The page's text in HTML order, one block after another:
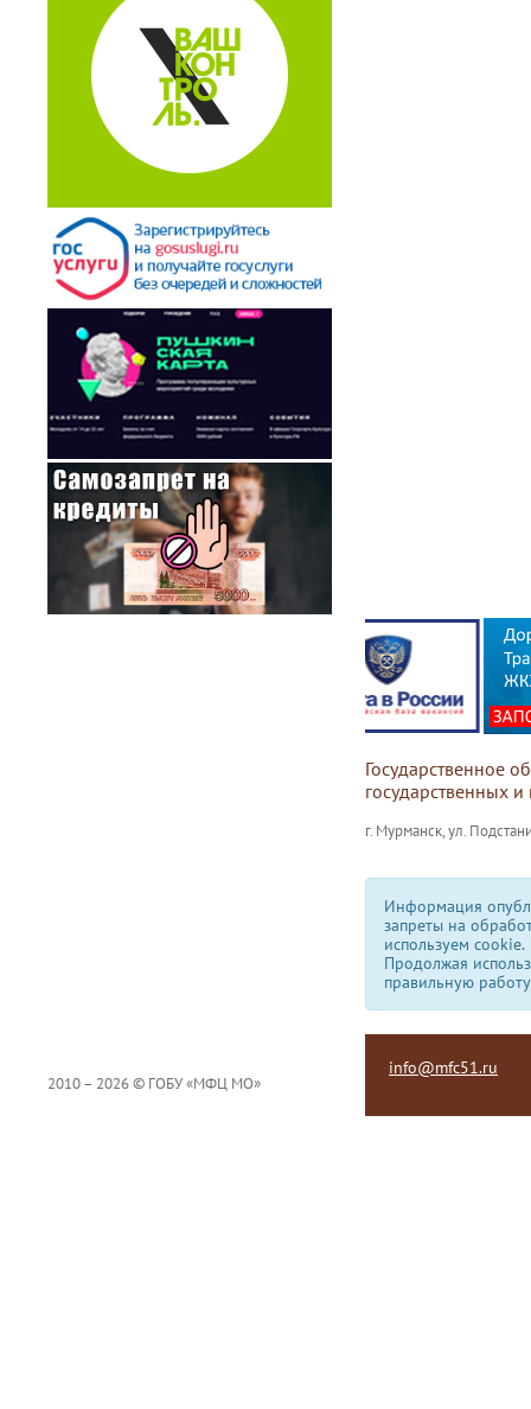
Государственное
государственных
г. Мурманск, ул.
Информация
запреты на
используем сookie.
Продолжая
правильную
2010 – 2026 © ГОБУ «МФЦ МО»
info@mfc51.ru